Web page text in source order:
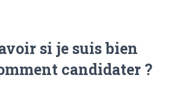
si je suis bien
candidater ?